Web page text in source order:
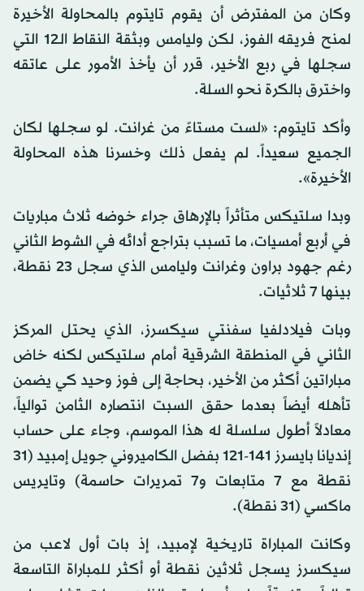
وكان من المفترض أن يقوم تايتوم بالمحاولة الأخيرة
لمنح فريقه الفوز، لكن وليامس وبثقة النقاط الـ12 التي
سجلها في ربع الأخير، قرر أن يأخذ الأمور على عاتقه
واخترق بالكرة نحو السلة.
وأكد تايتوم: «لست مستاءً من غرانت. لو سجلها لكان
الجميع سعيداً. لم يفعل ذلك وخسرنا هذه المحاولة
الأخيرة».
وبدا سلتيكس متأثراً بالإرهاق جراء خوضه ثلاث مباريات
في أربع أمسيات، ما تسبب بتراجع أدائه في الشوط الثاني
رغم جهود براون وغرانت وليامس الذي سجل 23 نقطة،
بينها 7 ثلاثيات.
وبات فيلادلفيا سفنتي سيكسرز، الذي يحتل المركز
الثاني في المنطقة الشرقية أمام سلتيكس لكنه خاض
مباراتين أكثر من الأخير، بحاجة إلى فوز وحيد كي يضمن
تأهله أيضاً بعدما حقق السبت انتصاره الثامن توالياً،
معادلاً أطول سلسلة له هذا الموسم، وجاء على حساب
إنديانا بايسرز 141-121 بفضل الكاميروني جويل إمبيد (31
نقطة مع 7 متابعات و7 تمريرات حاسمة) وتايريس
ماكسي (31 نقطة).
وكانت المباراة تاريخية لإمبيد، إذ بات أول لاعب من
سيكسرز يسجل ثلاثين نقطة أو أكثر للمباراة التاسعة